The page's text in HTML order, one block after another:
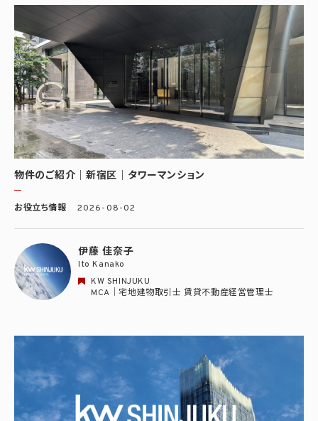
物件のご紹介｜新宿区｜タワーマンション
お役立ち情報 2026-08-02
伊藤 佳奈子
Ito Kanako
KW SHINJUKU
MCA｜宅地建物取引士 賃貸不動産経営管理士